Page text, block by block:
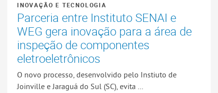
INOVAÇÃO E TECNOLOGIA
Parceria entre Instituto SENAI e
WEG gera inovação para a área de
inspeção de componentes
eletroeletrônicos
O novo processo, desenvolvido pelo Instiuto de
Joinville e Jaraguá do Sul (SC), evita ...